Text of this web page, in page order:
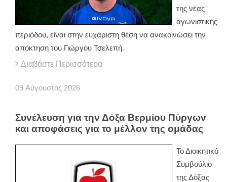
της νέας
αγωνιστικής
περιόδου, είναι στην ευχάριστη θέση να ανακοινώσει την
απόκτηση του Γιώργου Τσελεπή.
Διαβάστε Περισσότερα
09 Αύγουστος 2026
Συνέλευση για την Δόξα Βερμίου Πύργων
και αποφάσεις για το μέλλον της ομάδας
Το Διοικητικό
Συμβούλιο
της Δόξας